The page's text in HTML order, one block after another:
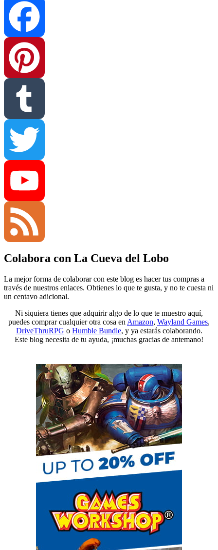
Facebook
Pinterest
Tumblr
Twitter
YouTube
Channel
Feed
Colabora con La Cueva del Lobo
La mejor forma de colaborar con este blog es hacer tus compras a
través de nuestros enlaces. Obtienes lo que te gusta, y no te cuesta ni
un centavo adicional.
Ni siquiera tienes que adquirir algo de lo que te muestro aquí,
puedes comprar cualquier otra cosa en Amazon, Wayland Games,
DriveThruRPG o Humble Bundle, y ya estarás colaborando.
Este blog necesita de tu ayuda, ¡muchas gracias de antemano!